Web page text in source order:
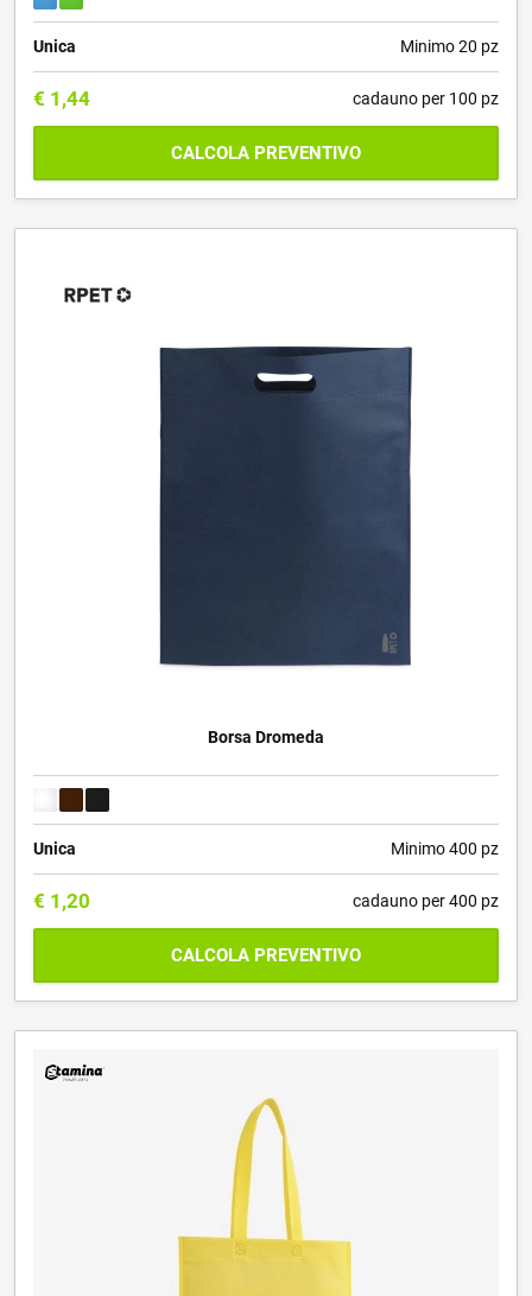
Unica Minimo 20 pz
€ 1,44 cadauno per 100 pz
CALCOLA PREVENTIVO
Borsa Dromeda
Unica Minimo 400 pz
€ 1,20 cadauno per 400 pz
CALCOLA PREVENTIVO